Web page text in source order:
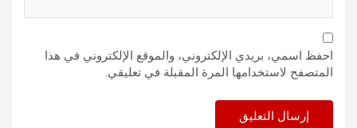
احفظ اسمي، بريدي الإلكتروني، والموقع الإلكتروني في هذا
المتصفح لاستخدامها المرة المقبلة في تعليقي.